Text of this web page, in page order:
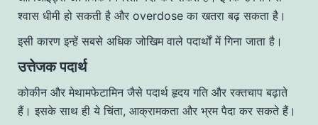
श्वास धीमी हो सकती है और overdose का खतरा बढ़ सकता है।
इसी कारण इन्हें सबसे अधिक जोखिम वाले पदार्थों में गिना जाता है।
उत्तेजक पदार्थ
कोकीन और मेथामफेटामिन जैसे पदार्थ हृदय गति और रक्तचाप बढ़ाते
हैं। इसके साथ ही ये चिंता, आक्रामकता और भ्रम पैदा कर सकते हैं।